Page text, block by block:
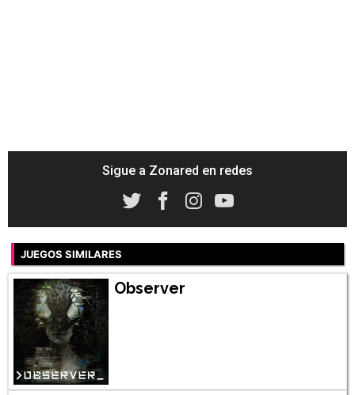
Sigue a Zonared en redes
JUEGOS SIMILARES
Observer